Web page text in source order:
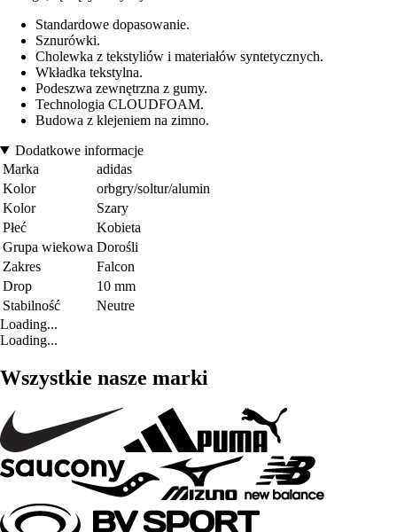
Standardowe dopasowanie.
Sznurówki.
Cholewka z tekstyliów i materiałów syntetycznych.
Wkładka tekstylna.
Podeszwa zewnętrzna z gumy.
Technologia CLOUDFOAM.
Budowa z klejeniem na zimno.
Dodatkowe informacje
Marka
adidas
Kolor
orbgry/soltur/alumin
Kolor
Szary
Płeć
Kobieta
Grupa wiekowa Dorośli
Zakres
Falcon
Drop
10 mm
Stabilność
Neutre
Loading...
Loading...
Wszystkie nasze marki